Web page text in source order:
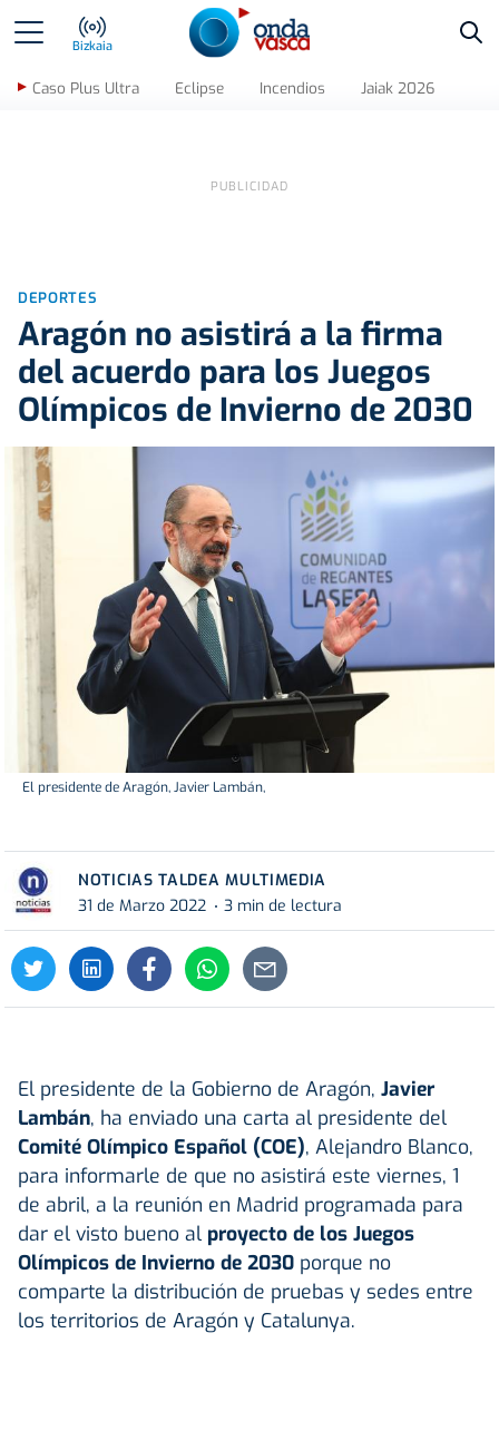
Bizkaia
Caso Plus Ultra Eclipse Incendios Jaiak 2026
DEPORTES
Aragón no asistirá a la firma
del acuerdo para los Juegos
Olímpicos de Invierno de 2030
El presidente de Aragón, Javier Lambán,
NOTICIAS TALDEA MULTIMEDIA
31 de Marzo 2022
3 min de lectura
El presidente de la Gobierno de Aragón, Javier
Lambán, ha enviado una carta al presidente del
Comité Olímpico Español (COE), Alejandro Blanco,
para informarle de que no asistirá este viernes, 1
de abril, a la reunión en Madrid programada para
dar el visto bueno al proyecto de los Juegos
Olímpicos de Invierno de 2030 porque no
comparte la distribución de pruebas y sedes entre
los territorios de Aragón y Catalunya.